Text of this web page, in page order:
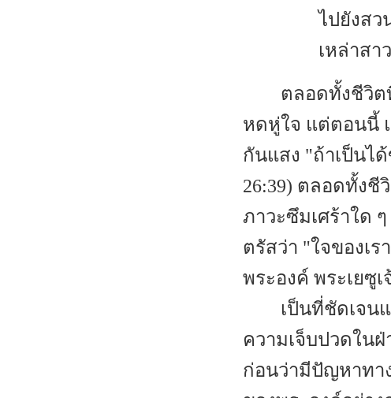
ไปยังสว
เหล่าสา
ตลอดทั้งชีวิต
หดหู่ใจ แต่ตอนนี้
กันแสง "ถ้าเป็นไ
26:39) ตลอดทั้งชี
ภาวะซึมเศร้าใด
ตรัสว่า "ใจของเ
พระองค์ พระเยซู
เป็นที่ชัดเจน
ความเจ็บปวดในฝ่
ก่อนว่ามีปัญหาทา